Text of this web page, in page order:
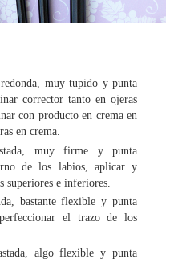
muy tupido y punta
corrector tanto en ojeras
con producto en crema en
en crema.
muy firme y punta
de los labios, aplicar y
superiores e inferiores.
bastante flexible y punta
el trazo de los
algo flexible y punta